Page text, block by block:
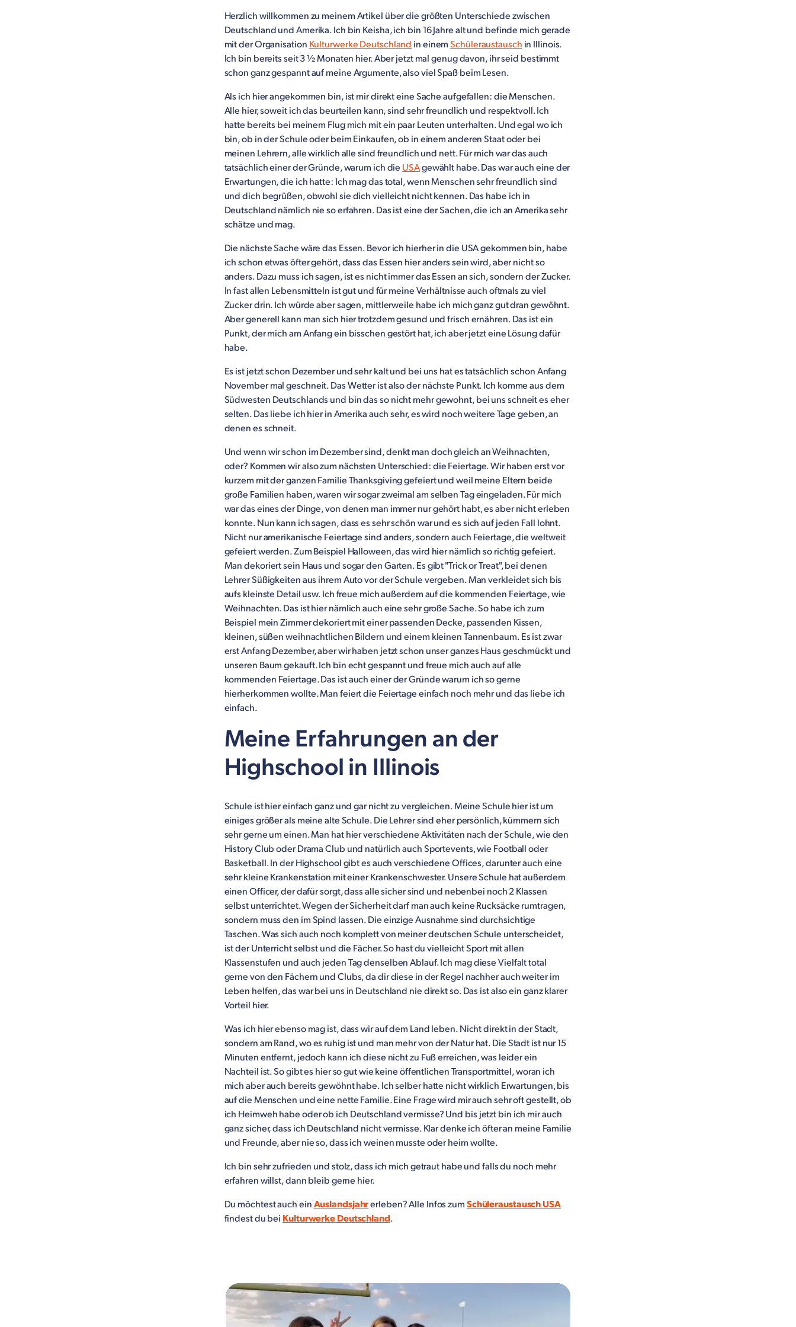
Herzlich willkommen zu meinem Artikel über die größten Unterschiede zwischen
Deutschland und Amerika. Ich bin Keisha, ich bin 16 Jahre alt und befinde mich gerade
mit der Organisation Kulturwerke Deutschland in einemSchüleraustausch in Illinois.
Ich bin bereits seit 3 ½ Monaten hier. Aber jetzt mal genug davon, ihr seid bestimmt
schon ganz gespannt auf meine Argumente, also viel Spaß beim Lesen.
Als ich hier angekommen bin, ist mir direkt eine Sache aufgefallen: die Menschen.
Alle hier, soweit ich das beurteilen kann, sind sehr freundlich und respektvoll. Ich
hatte bereits bei meinem Flug mich mit ein paar Leuten unterhalten. Und egal wo ich
bin, ob in der Schule oder beim Einkaufen, ob in einem anderen Staat oder bei
meinen Lehrern, alle wirklich alle sind freundlich und nett. Für mich war das auch
tatsächlich einer der Gründe, warum ich die USAgewählt habe. Das war auch eine der
Erwartungen, die ich hatte: Ich mag das total, wenn Menschen sehr freundlich sind
und dich begrüßen, obwohl sie dich vielleicht nicht kennen. Das habe ich in
Deutschland nämlich nie so erfahren. Das ist eine der Sachen, die ich an Amerika sehr
schätze und mag.
Die nächste Sache wäre das Essen. Bevor ich hierher in die USA gekommen bin, habe
ich schon etwas öfter gehört, dass das Essen hier anders sein wird, aber nicht so
anders. Dazu muss ich sagen, ist es nicht immer das Essen an sich, sondern der Zucker.
In fast allen Lebensmitteln ist gut und für meine Verhältnisse auch oftmals zu viel
Zucker drin. Ich würde aber sagen, mittlerweile habe ich mich ganz gut dran gewöhnt.
Aber generell kann man sich hier trotzdem gesund und frisch ernähren. Das ist ein
Punkt, der mich am Anfang ein bisschen gestört hat, ich aber jetzt eine Lösung dafür
habe.
Es ist jetzt schon Dezember und sehr kalt und bei uns hat es tatsächlich schon Anfang
November mal geschneit. Das Wetter ist also der nächste Punkt. Ich komme aus dem
Südwesten Deutschlands und bin das so nicht mehr gewohnt, bei uns schneit es eher
selten. Das liebe ich hier in Amerika auch sehr, es wird noch weitere Tage geben, an
denen es schneit.
Und wenn wir schon im Dezember sind, denkt man doch gleich an Weihnachten,
oder? Kommen wir also zum nächsten Unterschied: die Feiertage. Wir haben erst vor
kurzem mit der ganzen Familie Thanksgiving gefeiert und weil meine Eltern beide
große Familien haben, waren wir sogar zweimal am selben Tag eingeladen. Für mich
war das eines der Dinge, von denen man immer nur gehört habt, es aber nicht erleben
konnte. Nun kann ich sagen, dass es sehr schön war und es sich auf jeden Fall lohnt.
Nicht nur amerikanische Feiertage sind anders, sondern auch Feiertage, die weltweit
gefeiert werden. Zum Beispiel Halloween, das wird hier nämlich so richtig gefeiert.
Man dekoriert sein Haus und sogar den Garten. Es gibt "Trick or Treat", bei denen
Lehrer Süßigkeiten aus ihrem Auto vor der Schule vergeben. Man verkleidet sich bis
aufs kleinste Detail usw. Ich freue mich außerdem auf die kommenden Feiertage, wie
Weihnachten. Das ist hier nämlich auch eine sehr große Sache. So habe ich zum
Beispiel mein Zimmer dekoriert mit einer passenden Decke, passenden Kissen,
kleinen, süßen weihnachtlichen Bildern und einem kleinen Tannenbaum. Es ist zwar
erst Anfang Dezember, aber wir haben jetzt schon unser ganzes Haus geschmückt und
unseren Baum gekauft. Ich bin echt gespannt und freue mich auch auf alle
kommenden Feiertage. Das ist auch einer der Gründe warum ich so gerne
hierherkommen wollte. Man feiert die Feiertage einfach noch mehr und das liebe ich
einfach.
Meine Erfahrungen an der
Highschool in Illinois
Schule ist hier einfach ganz und gar nicht zu vergleichen. Meine Schule hier ist um
einiges größer als meine alte Schule. Die Lehrer sind eher persönlich, kümmern sich
sehr gerne um einen. Man hat hier verschiedene Aktivitäten nach der Schule, wie den
History Club oder Drama Club und natürlich auch Sportevents, wie Football oder
Basketball. In der Highschool gibt es auch verschiedene Offices, darunter auch eine
sehr kleine Krankenstation mit einer Krankenschwester. Unsere Schule hat außerdem
einen Officer, der dafür sorgt, dass alle sicher sind und nebenbei noch 2 Klassen
selbst unterrichtet. Wegen der Sicherheit darf man auch keine Rucksäcke rumtragen,
sondern muss den im Spind lassen. Die einzige Ausnahme sind durchsichtige
Taschen. Was sich auch noch komplett von meiner deutschen Schule unterscheidet,
ist der Unterricht selbst und die Fächer. So hast du vielleicht Sport mit allen
Klassenstufen und auch jeden Tag denselben Ablauf. Ich mag diese Vielfalt total
gerne von den Fächern und Clubs, da dir diese in der Regel nachher auch weiter im
Leben helfen, das war bei uns in Deutschland nie direkt so. Das ist also ein ganz klarer
Vorteil hier.
Was ich hier ebenso mag ist, dass wir auf dem Land leben. Nicht direkt in der Stadt,
sondern am Rand, wo es ruhig ist und man mehr von der Natur hat. Die Stadt ist nur 15
Minuten entfernt, jedoch kann ich diese nicht zu Fuß erreichen, was leider ein
Nachteil ist. So gibt es hier so gut wie keine öffentlichen Transportmittel, woran ich
mich aber auch bereits gewöhnt habe. Ich selber hatte nicht wirklich Erwartungen, bis
auf die Menschen und eine nette Familie. Eine Frage wird mir auch sehr oft gestellt, ob
ich Heimweh habe oder ob ich Deutschland vermisse? Und bis jetzt bin ich mir auch
ganz sicher, dass ich Deutschland nicht vermisse. Klar denke ich öfter an meine Familie
und Freunde, aber nie so, dass ich weinen musste oder heim wollte.
Ich bin sehr zufrieden und stolz, dass ich mich getraut habe und falls du noch mehr
erfahren willst, dann bleib gerne hier.
Du möchtest auch ein Auslandsjahrerleben? Alle Infos zum Schüleraustausch USA
findest du bei Kulturwerke Deutschland.